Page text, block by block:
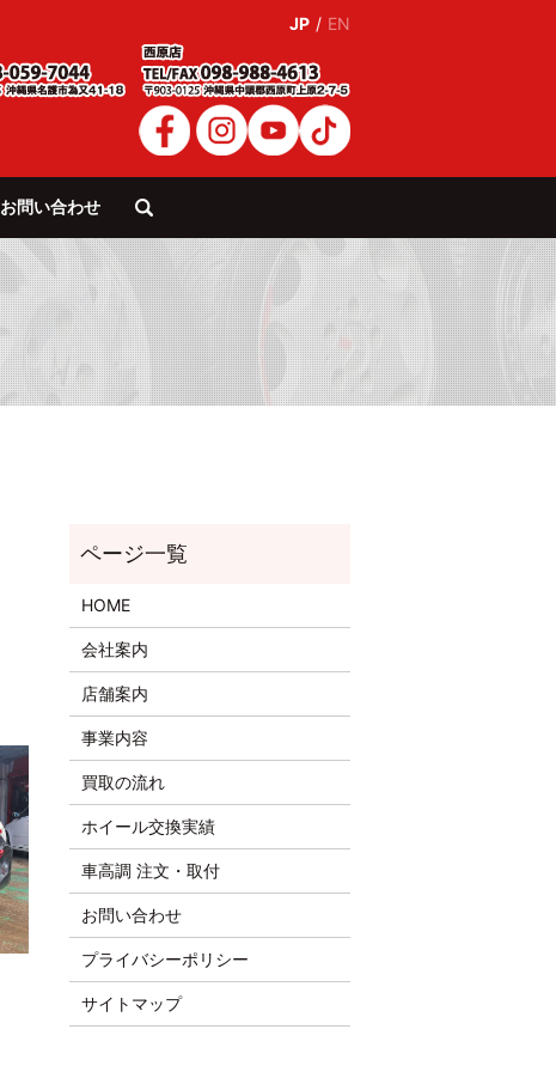
JP / EN
お問い合わせ
search
HOME
会社案内
店舗案内
事業内容
買取の流れ
ホイール交換実績
車高調 注文・取付
お問い合わせ
プライバシーポリシー
サイトマップ